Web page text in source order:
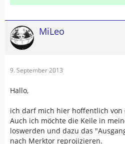
MiLeo
9. September 2013
Hallo,
ich darf mich hier hoffentlich von
Auch ich möchte die Keile in
loswerden und dazu das
nach Merktor reprojizieren.